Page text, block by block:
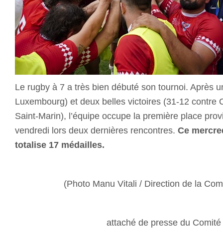
Le rugby à 7 a très bien débuté son tournoi. Après
Luxembourg) et deux belles victoires (31-12 contre
Saint-Marin), l’équipe occupe la première place
vendredi lors deux dernières rencontres. Ce
totalise 17 médailles.
(Photo Manu Vitali / Direction de la
attaché de presse du